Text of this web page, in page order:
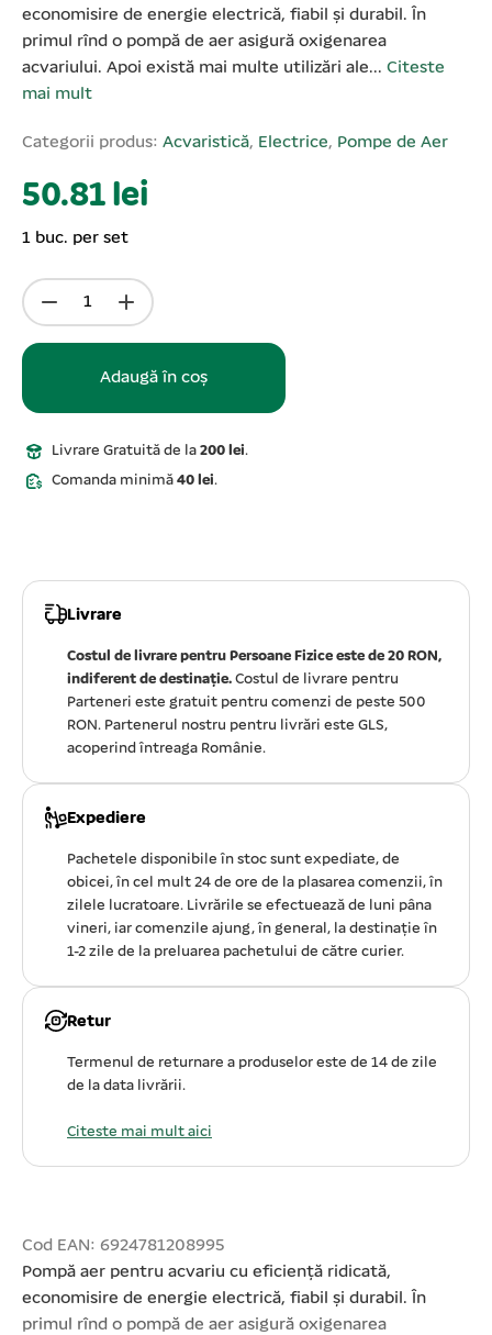
economisire de energie electrică, fiabil și durabil. În
primul rînd o pompă de aer asigură oxigenarea
acvariului. Apoi există mai multe utilizări ale... Citeste
mai mult
Categorii produs: Acvaristică, Electrice, Pompe de Aer
50.81 lei
1 buc. per set
Adaugă în coș
Livrare Gratuită de la 200 lei.
Comanda minimă 40 lei.
Livrare
Costul de livrare pentru Persoane Fizice este de 20 RON,
indiferent de destinație. Costul de livrare pentru
Parteneri este gratuit pentru comenzi de peste 500
RON. Partenerul nostru pentru livrări este GLS,
acoperind întreaga Românie.
Expediere
Pachetele disponibile în stoc sunt expediate, de
obicei, în cel mult 24 de ore de la plasarea comenzii, în
zilele lucratoare. Livrările se efectuează de luni pâna
vineri, iar comenzile ajung, în general, la destinație în
1-2 zile de la preluarea pachetului de către curier.
Retur
Termenul de returnare a produselor este de 14 de zile
de la data livrării.
Citeste mai mult aici
Cod EAN: 6924781208995
Pompă aer pentru acvariu cu eficiență ridicată,
economisire de energie electrică, fiabil și durabil. În
primul rînd o pompă de aer asigură oxigenarea